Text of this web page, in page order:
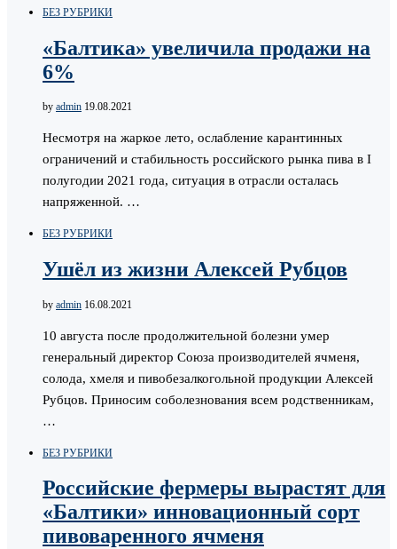
БЕЗ РУБРИКИ
«Балтика» увеличила продажи на
6%
by admin 19.08.2021
Несмотря на жаркое лето, ослабление карантинных
ограничений и стабильность российского рынка пива в I
полугодии 2021 года, ситуация в отрасли осталась
напряженной. …
БЕЗ РУБРИКИ
Ушёл из жизни Алексей Рубцов
by admin 16.08.2021
10 августа после продолжительной болезни умер
генеральный директор Союза производителей ячменя,
солода, хмеля и пивобезалкогольной продукции Алексей
Рубцов. Приносим соболезнования всем родственникам,
…
БЕЗ РУБРИКИ
Российские фермеры вырастят для
«Балтики» инновационный сорт
пивоваренного ячменя